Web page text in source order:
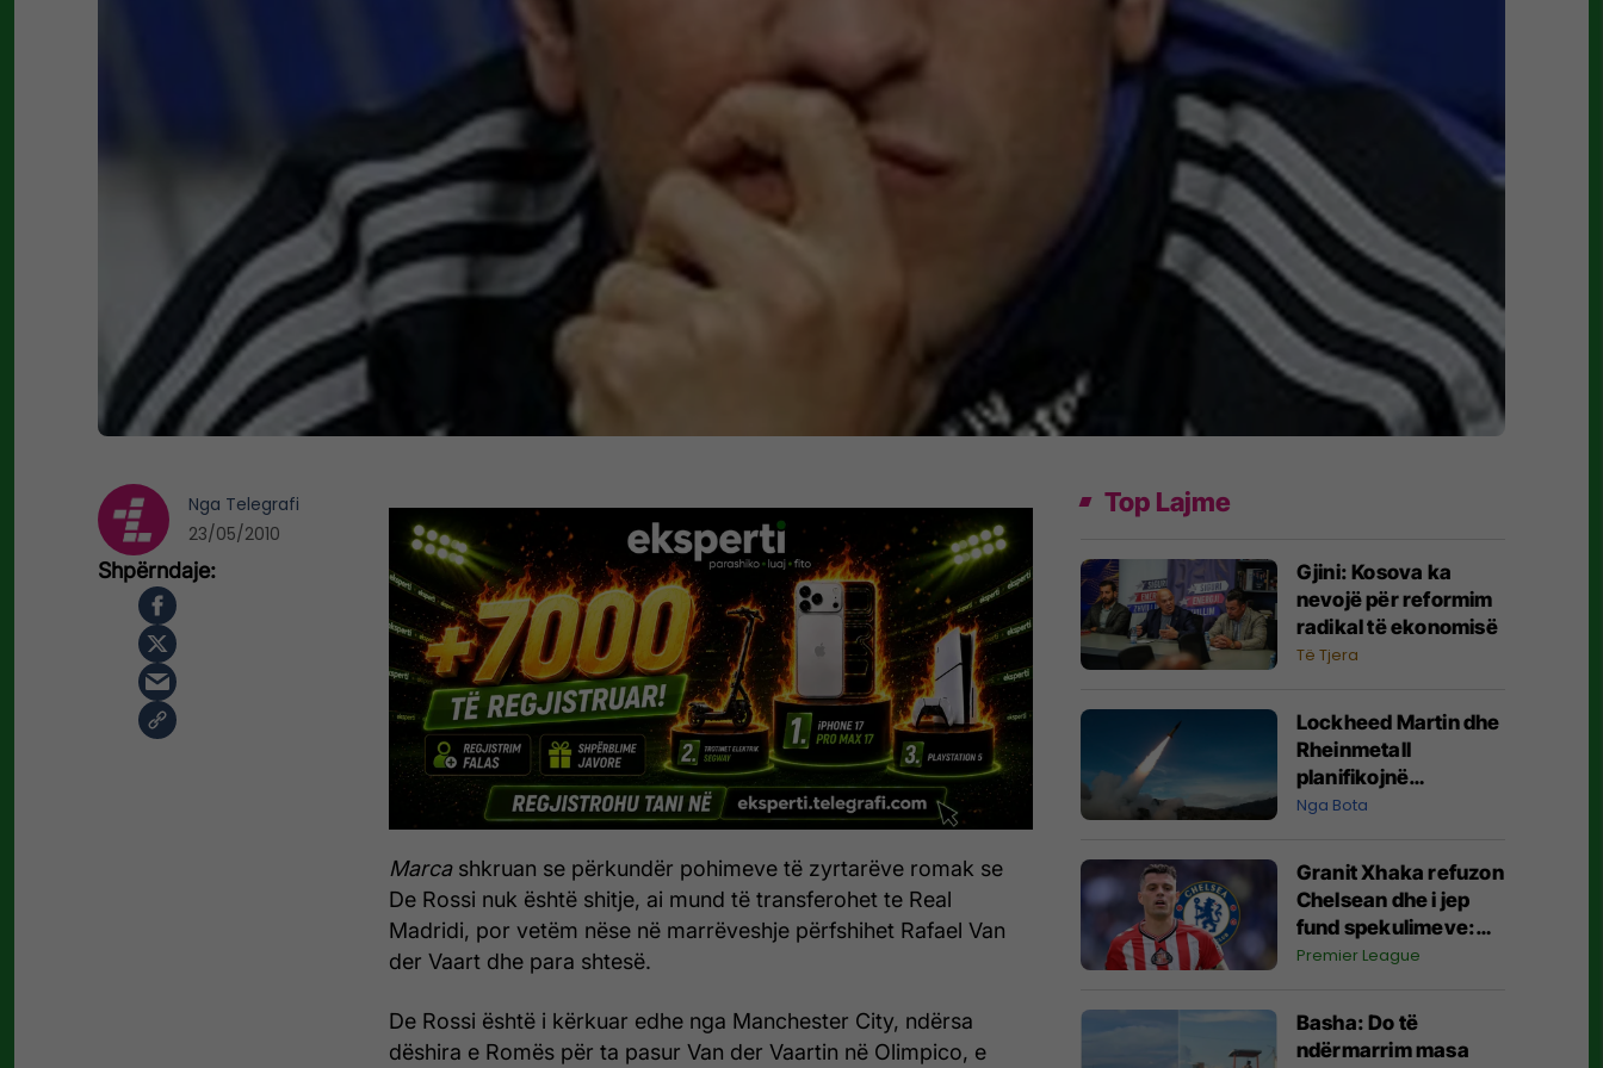
Marcashkruan se përkundër pohimeve të zyrtarëve romak se
De Rossi nuk është shitje, ai mund të transferohet te Real
Madridi, por vetëm nëse në marrëveshje përfshihet Rafael Van
der Vaart dhe para shtesë.
De Rossi është i kërkuar edhe nga Manchester City, ndërsa
dëshira e Romës për ta pasur Van der Vaartin në Olimpico, e
Nga Telegrafi
23/05/2010
Top Lajme
Gjini: Kosova ka
nevojë për reformim
radikal të ekonomisë
Të Tjera
Lockheed Martin dhe
Rheinmetall
planifikojnë
prodhimin e parë të
Evropë
Nga Bota
Granit Xhaka refuzon
Chelsean dhe i jep
fund spekulimeve:
Dua të bëj histori me
Premier League
Basha: Do të
ndërmarrim masa